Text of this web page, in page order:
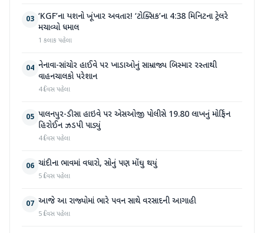
03 ‘KGF’ના યશનો ખૂંખાર અવતાર! ‘ટોક્સિક’ના 4:38 મિનિટના ટ્રેલરે
મચાવ્યો ધમાલ
1 કલાક પહેલા
04 નેનાવા-સાંચોર હાઈવે પર ખાડાઓનું સામ્રાજ્ય બિસ્માર રસ્તાથી
વાહનચાલકો પરેશાન
4 દિવસ પહેલા
05 પાલનપુર-ડીસા હાઇવે પર એસઓજી પોલીસે 19.80 લાખનું મોર્ફિન
હિરોઈન ઝડપી પાડ્યું
4 દિવસ પહેલા
06 ચાંદીના ભાવમાં વધારો, સોનું પણ મોંઘુ થયું
5 દિવસ પહેલા
07 આજે આ રાજ્યોમાં ભારે પવન સાથે વરસાદની આગાહી
5 દિવસ પહેલા